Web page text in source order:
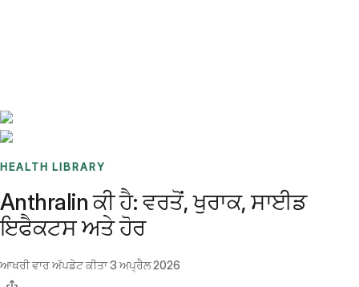
HEALTH LIBRARY
Anthralin ਕੀ ਹੈ: ਵਰਤੋਂ, ਖੁਰਾਕ, ਸਾਈਡ
ਇਫੈਕਟਸ ਅਤੇ ਹੋਰ
ਆਖਰੀ ਵਾਰ ਅੱਪਡੇਟ ਕੀਤਾ3 ਅਪ੍ਰੈਲ 2026